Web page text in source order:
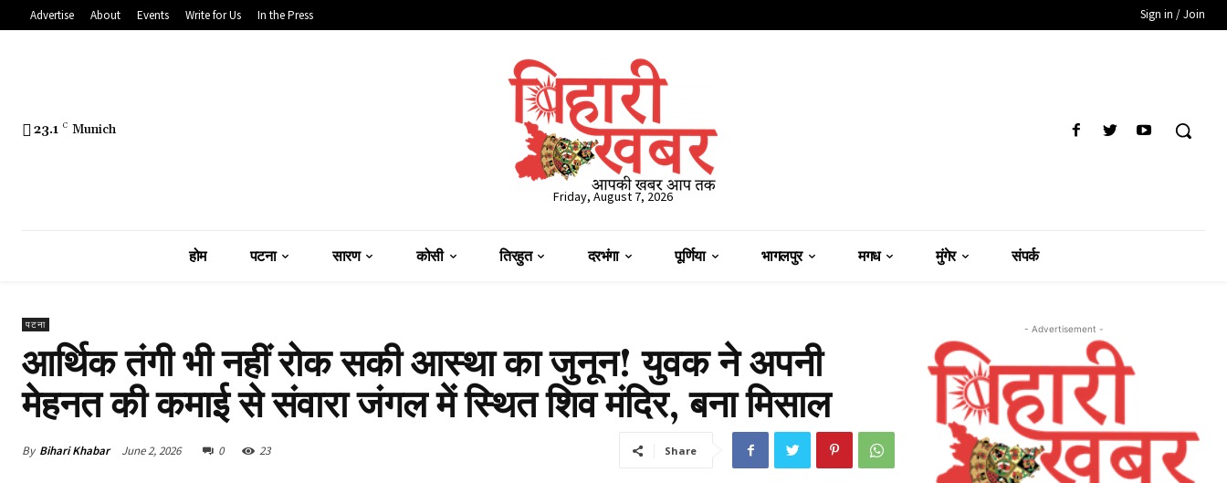
Advertise About Events Write for Us In the Press Sign in / Join
23.1 C Munich
Friday, August 7, 2026
होम पटना सारण कोसी तिरहुत दरभंगा पूर्णिया भागलपुर मगध मुंगेर संपर्क
पटना
आर्थिक तंगी भी नहीं रोक सकी आस्था का जुनून! युवक ने अपनी
मेहनत की कमाई से संवारा जंगल में स्थित शिव मंदिर, बना मिसाल
By Bihari Khabar June 2, 2026 0 23 Share
- Advertisement -